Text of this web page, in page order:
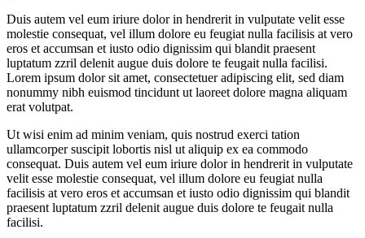
Duis autem vel eum iriure dolor in hendrerit in vulputate velit esse
molestie consequat, vel illum dolore eu feugiat nulla facilisis at vero
eros et accumsan et iusto odio dignissim qui blandit praesent
luptatum zzril delenit augue duis dolore te feugait nulla facilisi.
Lorem ipsum dolor sit amet, consectetuer adipiscing elit, sed diam
nonummy nibh euismod tincidunt ut laoreet dolore magna aliquam
erat volutpat.
Ut wisi enim ad minim veniam, quis nostrud exerci tation
ullamcorper suscipit lobortis nisl ut aliquip ex ea commodo
consequat. Duis autem vel eum iriure dolor in hendrerit in vulputate
velit esse molestie consequat, vel illum dolore eu feugiat nulla
facilisis at vero eros et accumsan et iusto odio dignissim qui blandit
praesent luptatum zzril delenit augue duis dolore te feugait nulla
facilisi.